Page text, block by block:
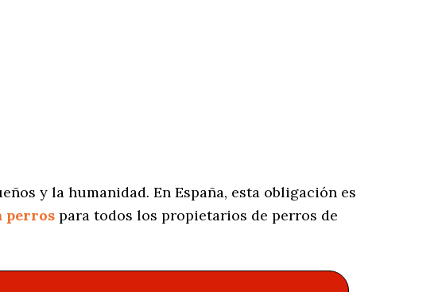
y la humanidad. En España, esta obligación es
perros para todos los propietarios de perros de